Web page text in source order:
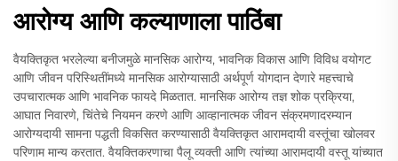
आरोग्य आणि कल्याणाला पाठिंबा
वैयक्तिकृत भरलेल्या बनीजमुळे मानसिक आरोग्य, भावनिक विकास आणि विविध वयोगट
आणि जीवन परिस्थितींमध्ये मानसिक आरोग्यासाठी अर्थपूर्ण योगदान देणारे महत्त्वाचे
उपचारात्मक आणि भावनिक फायदे मिळतात. मानसिक आरोग्य तज्ञ शोक प्रक्रिया,
आघात निवारणे, चिंतेचे नियमन करणे आणि आव्हानात्मक जीवन संक्रमणादरम्यान
आरोग्यदायी सामना पद्धती विकसित करण्यासाठी वैयक्तिकृत आरामदायी वस्तूंचा खोलवर
परिणाम मान्य करतात. वैयक्तिकरणाचा पैलू व्यक्ती आणि त्यांच्या आरामदायी वस्तू यांच्यात